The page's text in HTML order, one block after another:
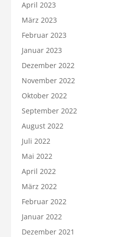
April 2023
März 2023
Februar 2023
Januar 2023
Dezember 2022
November 2022
Oktober 2022
September 2022
August 2022
Juli 2022
Mai 2022
April 2022
März 2022
Februar 2022
Januar 2022
Dezember 2021